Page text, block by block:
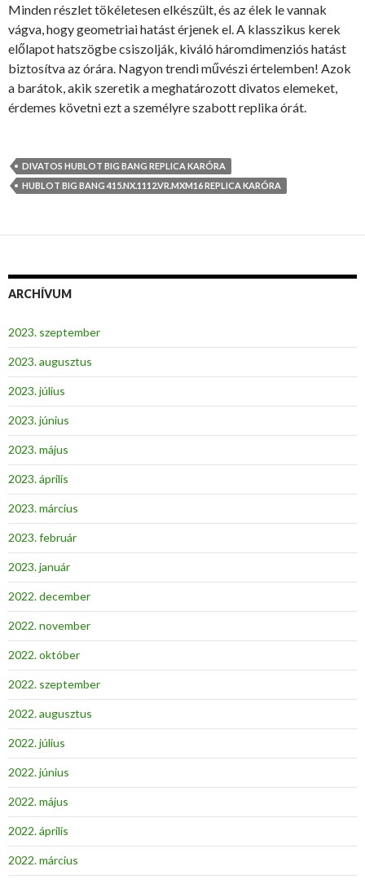
Minden részlet tökéletesen elkészült, és az élek le vannak
vágva, hogy geometriai hatást érjenek el. A klasszikus kerek
előlapot hatszögbe csiszolják, kiváló háromdimenziós hatást
biztosítva az órára. Nagyon trendi művészi értelemben! Azok
a barátok, akik szeretik a meghatározott divatos elemeket,
érdemes követni ezt a személyre szabott replika órát.
DIVATOS HUBLOT BIG BANG REPLICA KARÓRA
HUBLOT BIG BANG 415.NX.1112.VR.MXM16 REPLICA KARÓRA
ARCHÍVUM
2023. szeptember
2023. augusztus
2023. július
2023. június
2023. május
2023. április
2023. március
2023. február
2023. január
2022. december
2022. november
2022. október
2022. szeptember
2022. augusztus
2022. július
2022. június
2022. május
2022. április
2022. március